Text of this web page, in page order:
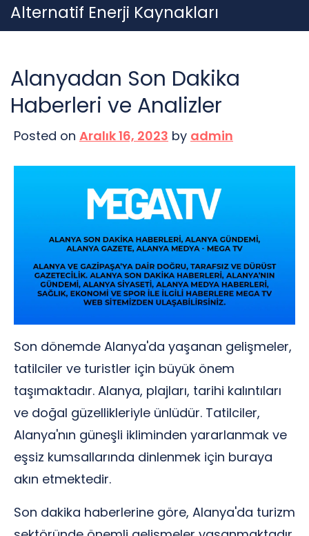
Skip
to
Alternatif Enerji Kaynakları
Alanyadan Son Dakika
Haberleri ve Analizler
Posted on Aralık 16, 2023 by admin
Son dönemde Alanya'da yaşanan gelişmeler,
tatilciler ve turistler için büyük önem
taşımaktadır. Alanya, plajları, tarihi kalıntıları
ve doğal güzellikleriyle ünlüdür. Tatilciler,
Alanya'nın güneşli ikliminden yararlanmak ve
eşsiz kumsallarında dinlenmek için buraya
akın etmektedir.
Son dakika haberlerine göre, Alanya'da turizm